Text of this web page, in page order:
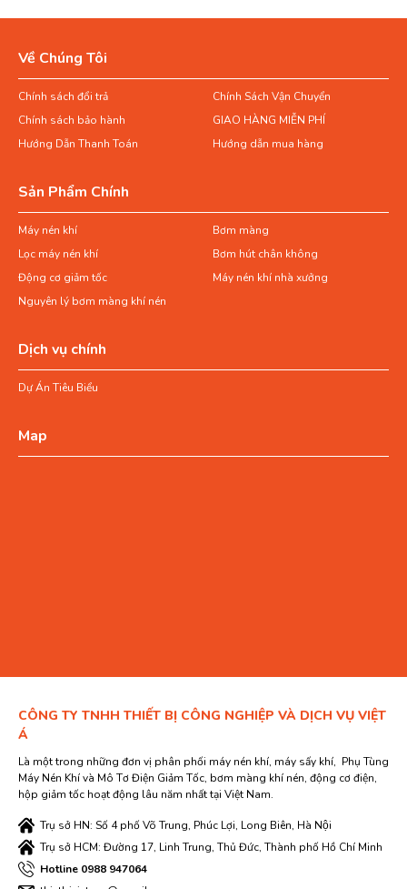
Về Chúng Tôi
Chính sách đổi trả
Chính Sách Vận Chuyển
Chính sách bảo hành
GIAO HÀNG MIỄN PHÍ
Hướng Dẫn Thanh Toán
Hướng dẫn mua hàng
Sản Phẩm Chính
Máy nén khí
Bơm màng
Lọc máy nén khí
Bơm hút chân không
Động cơ giảm tốc
Máy nén khí nhà xưởng
Nguyên lý bơm màng khí nén
Dịch vụ chính
Dự Án Tiêu Biểu
Map
CÔNG TY TNHH THIẾT BỊ CÔNG NGHIỆP VÀ DỊCH VỤ VIỆT
Á
Là một trong những đơn vị phân phối máy nén khí, máy sấy khí, Phụ Tùng
Máy Nén Khí và Mô Tơ Điện Giảm Tốc, bơm màng khí nén, động cơ điện,
hộp giảm tốc hoạt động lâu năm nhất tại Việt Nam.
Trụ sở HN: Số 4 phố Võ Trung, Phúc Lợi, Long Biên, Hà Nội
Trụ sở HCM: Đường 17, Linh Trung, Thủ Đức, Thành phố Hồ Chí Minh
Hotline 0988 947064